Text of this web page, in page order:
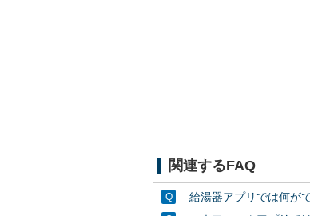
関連するFAQ
給湯器アプリでは何が